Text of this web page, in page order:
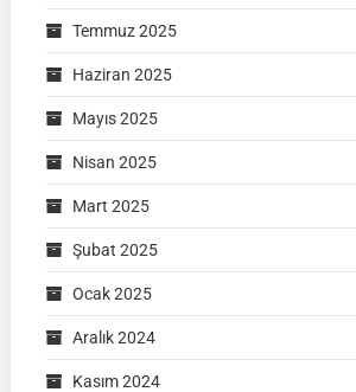
Temmuz 2025
Haziran 2025
Mayıs 2025
Nisan 2025
Mart 2025
Şubat 2025
Ocak 2025
Aralık 2024
Kasım 2024